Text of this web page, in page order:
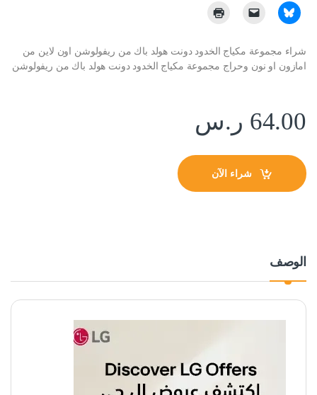
شراء مجموعة مكياج الخدود دونت هولد باك من ريفولوشن اون لاين من
امازون او نون وحراج مجموعة مكياج الخدود دونت هولد باك من ريفولوشن
64.00 ر.س
شراء الآن
الوصف